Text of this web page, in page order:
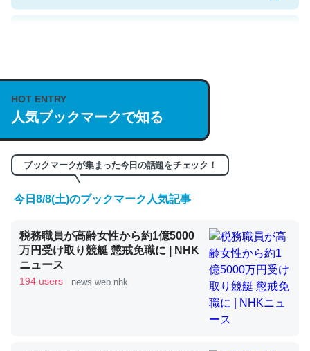
https://isobe324649.hatenablog.com/entry/2023/03/27
/064121
─GPTの仕組みと限界についての考察（１） - conceptualization
くらい。小説でいう「ずっと前の伏線」は回収されないけ
ど、短期記憶というには多い分量。進化すればするほど分
かりやすく強くなりそう
─GPTの仕組みと限界についての考察（１） - conceptualization
HOT ENTRY
人気ブックマークで知る
ブックマークが集まった今日の話題をチェック！
今日8/8(土)のブックマーク人気記事
税務職員が高齢女性から約1億5000
万円受け取り競艇 懲戒免職に | NHK
ニュース
194 users news.web.nhk